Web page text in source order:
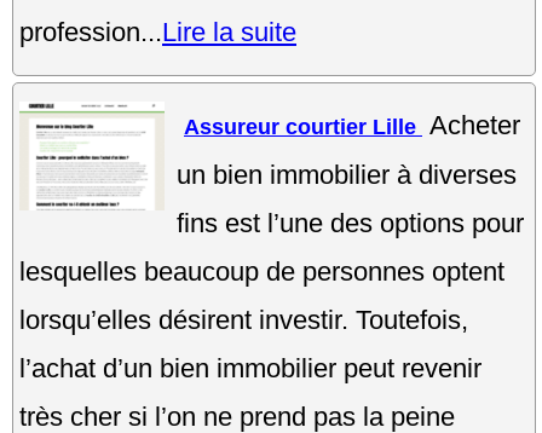
profession...Lire la suite
Assureur courtier Lille Acheter
un bien immobilier à diverses
fins est l’une des options pour
lesquelles beaucoup de personnes optent
lorsqu’elles désirent investir. Toutefois,
l’achat d’un bien immobilier peut revenir
très cher si l’on ne prend pas la peine